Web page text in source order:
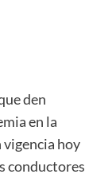
den
en la
hoy
conductores